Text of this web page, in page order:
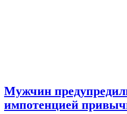
Мужчин
импотенцией